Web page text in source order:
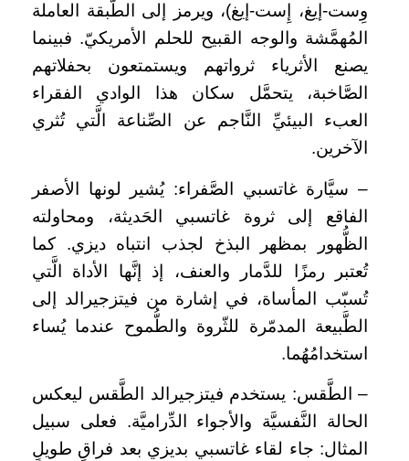
وِست-إيغ، إِست-إيغ)، ويرمز إلى الطَّبقة العاملة
المُهمَّشة والوجه القبيح للحلم الأمريكيّ. فبينما
يصنع الأثرياء ثرواتهم ويستمتعون بحفلاتهم
الصَّاخبة، يتحمَّل سكان هذا الوادي الفقراء
العبء البيئيِّ النَّاجم عن الصِّناعة الَّتي تُثري
الآخرين.
– سيَّارة غاتسبي الصَّفراء: يُشير لونها الأصفر
الفاقع إلى ثروة غاتسبي الحَديثة، ومحاولته
الظُّهور بمظهر البذخ لجذب انتباه ديزي. كما
تُعتبر رمزًا للدَّمار والعنف، إذ إنَّها الأداة الَّتي
تُسبّب المأساة، في إشارة من فيتزجيرالد إلى
الطَّبيعة المدمّرة للثّروة والطُّموح عندما يُساء
استخدامُهُما.
– الطَّقس: يستخدم فيتزجيرالد الطَّقس ليعكس
الحالة النَّفسيَّة والأجواء الدِّراميَّة. فعلى سبيل
المثال: جاء لقاء غاتسبي بديزي بعد فراقٍ طويلٍ